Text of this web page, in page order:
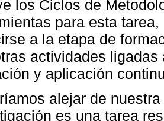
los Ciclos de
para esta
a la etapa de
actividades
y aplicación
alejar de
es una tarea